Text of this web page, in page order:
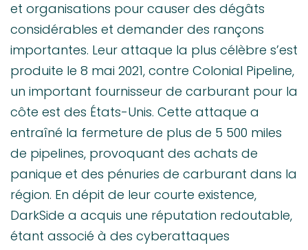
et organisations pour causer des dégâts
considérables et demander des rançons
importantes. Leur attaque la plus célèbre s’est
produite le 8 mai 2021, contre Colonial Pipeline,
un important fournisseur de carburant pour la
côte est des États-Unis. Cette attaque a
entraîné la fermeture de plus de 5 500 miles
de pipelines, provoquant des achats de
panique et des pénuries de carburant dans la
région. En dépit de leur courte existence,
DarkSide a acquis une réputation redoutable,
étant associé à des cyberattaques